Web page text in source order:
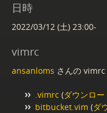
日時
2022/03/12 (土) 23:00-
vimrc
ansanloms さんの
.vimrc (ダウンロー
bitbucket.vim (ダ